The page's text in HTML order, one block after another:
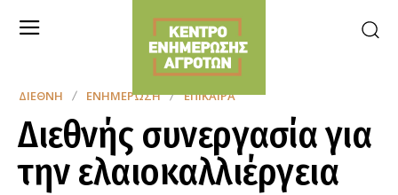
ΔΙΕΘΝΉ ΕΝΗΜΈΡΩΣΗ ΕΠΊΚΑΙΡΑ
Διεθνής συνεργασία για
την ελαιοκαλλιέργεια